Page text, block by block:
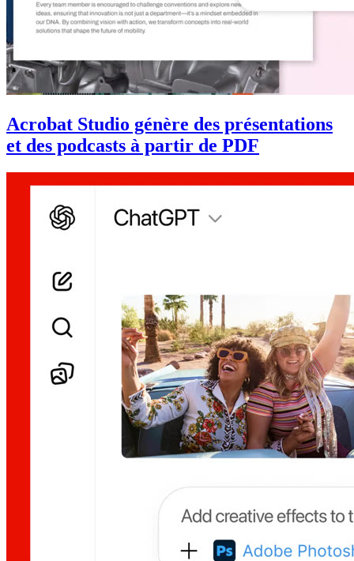
Acrobat Studio génère des présentations
et des podcasts à partir de PDF